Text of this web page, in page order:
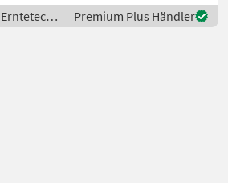
0.6.6.0.6.6.9.1.1.7.1 - Baujahr
2021 - 13 Messer Schne
Erntetechnik
Grünland /
Premium Plus Händler